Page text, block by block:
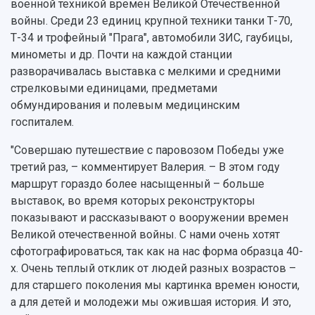
Учебный аэродром
Центр истории авиационных двигателей
Ботанический сад
Умный дом бабочек
Международный межвузовский кампус
Сведения об образовательной организации
Официальные документы
Отчеты о проведенных конференциях
военной техникой времен Великой Отечественной
войны. Среди 23 единиц крупной техники танки Т-70,
Т-34 и трофейный "Прага", автомобили ЗИС, гаубицы,
минометы и др. Почти на каждой станции
разворачивалась выставка с мелкими и средними
стрелковыми единицами, предметами
обмундирования и полевым медицинским
госпиталем.
"Совершаю путешествие с паровозом Победы уже
третий раз, – комментирует Валерия. – В этом году
маршрут гораздо более насыщенный – больше
выставок, во время которых реконструкторы
показывают и рассказывают о вооружении времен
Великой отечественной войны. С нами очень хотят
сфотографироваться, так как на нас форма образца 40-
х. Очень теплый отклик от людей разных возрастов –
для старшего поколения мы картинка времен юности,
а для детей и молодежи мы ожившая история. И это,